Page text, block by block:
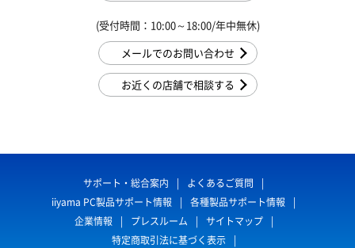
(受付時間：10:00～18:00/年中無休)
メールでのお問い合わせ
お近くの店舗で相談する
サポート・総合案内
よくあるご質問
iiyama PC製品サポート情報
各種製品サポート情報
企業情報
プレスルーム
サイトマップ
特定商取引法に基づく表示